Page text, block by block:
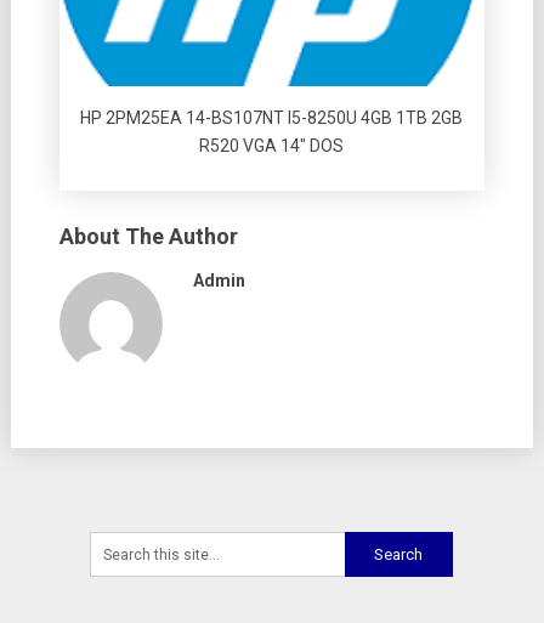
HP 2PM25EA 14-BS107NT I5-8250U 4GB 1TB 2GB
R520 VGA 14″ DOS
About The Author
Admin